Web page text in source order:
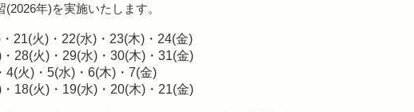
年)を実施いたします。
21(火)・22(水)・23(木)・24(金)
28(火)・29(水)・30(木)・31(金)
4(火)・5(水)・6(木)・7(金)
18(火)・19(水)・20(木)・21(金)